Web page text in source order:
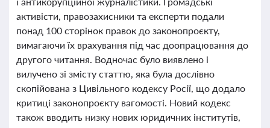
активісти, правозахисники та експерти подали
понад 100 сторінок правок до законопроєкту,
вимагаючи їх врахування під час доопрацювання до
другого читання. Водночас було виявлено і
вилучено зі змісту статтю, яка була дослівно
скопійована з Цивільного кодексу Росії, що додало
критиці законопроєкту вагомості. Новий кодекс
також вводить низку нових юридичних інститутів,